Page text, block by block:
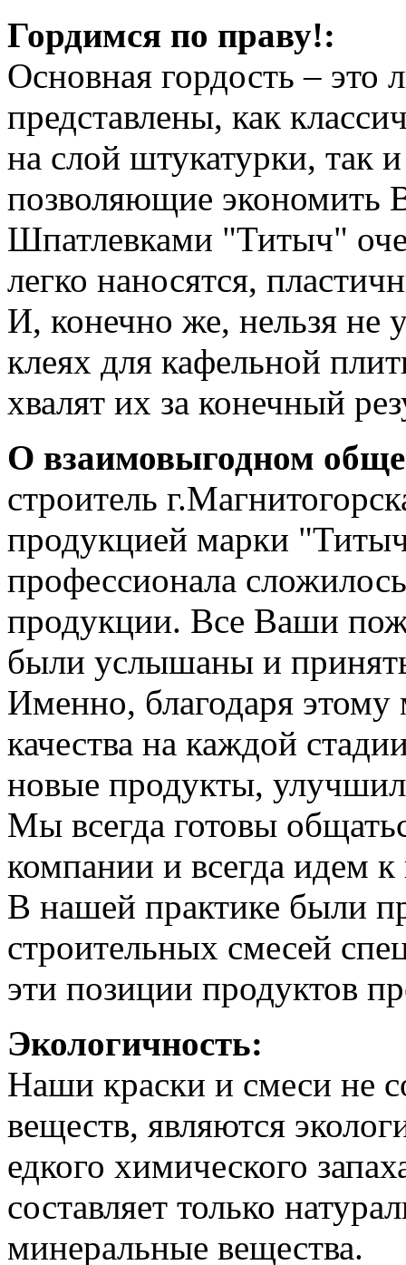
Гордимся по праву!:
Основная гордость – это
представлены, как
на слой штукатурки, так
позволяющие экономить
Шпатлевками "Титыч"
легко наносятся,
И, конечно же, нельзя не
клеях для кафельной
хвалят их за конечный
О взаимовыгодном
строитель
продукцией марки
профессионала
продукции. Все Ваши
были услышаны и
Именно, благодаря
качества на каждой
новые продукты,
Мы всегда готовы
компании и всегда идем к
В нашей практике были
строительных смесей
эти позиции продуктов
Экологичность:
Наши краски и смеси не
веществ, являются
едкого химического
составляет только
минеральные вещества.